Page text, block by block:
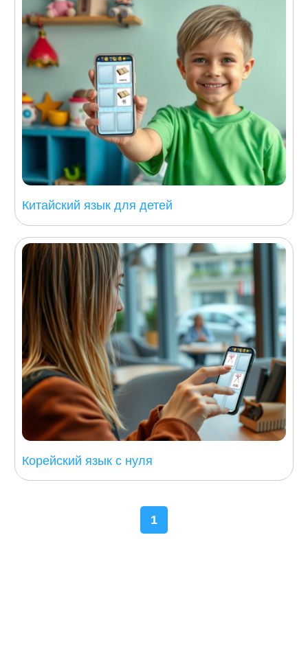
Китайский язык для детей
Корейский язык с нуля
1